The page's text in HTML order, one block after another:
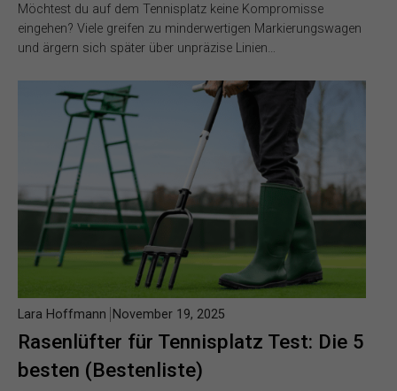
Möchtest du auf dem Tennisplatz keine Kompromisse
eingehen? Viele greifen zu minderwertigen Markierungswagen
und ärgern sich später über unpräzise Linien…
Rasenlüfter für Tennisplatz Test: Die 5
besten (Bestenliste)
Lara Hoffmann November 19, 2025